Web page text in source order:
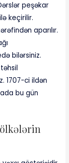
peşəkar
keçirilir.
aparılır.
bilərsiniz.
1707-ci ildən
bu gün